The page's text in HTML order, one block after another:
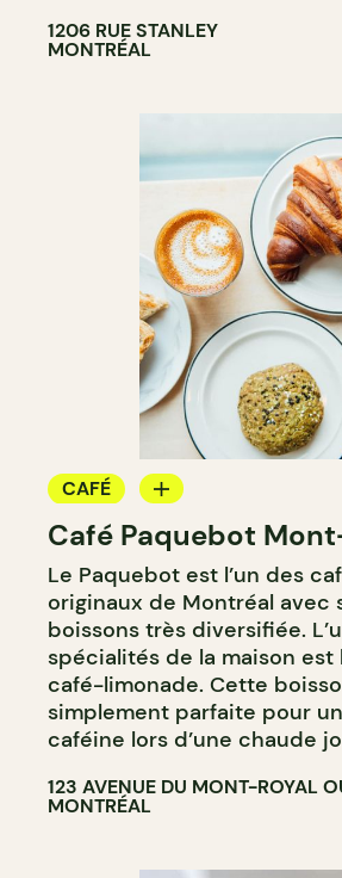
1206 RUE STANLEY
MONTRÉAL
CAFÉ
CAVISTE
Café Paquebot
Le Paquebot est l’un des
originaux de Montréal avec
boissons très diversifiée.
spécialités de la maison est
café-limonade. Cette
simplement parfaite pour
caféine lors d’une chaude
123 AVENUE DU MONT-ROYAL
MONTRÉAL